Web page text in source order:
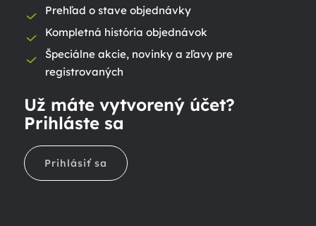
Prehľad o stave objednávky
Kompletná história objednávok
Špeciálne akcie, novinky a zľavy pre
registrovaných
Už máte vytvorený účet?
Prihláste sa
Prihlásiť sa